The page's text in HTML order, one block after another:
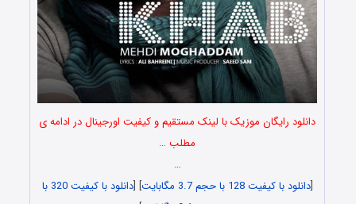
دانلود رایگان موزیک با لینک مستقیم و کیفیت اورجینال در ادامه ی
مطلب …
…
[دانلود با کیفیت 128 با حجم 3.7 مگابایت ] [
دانلود با کیفیت 320 با